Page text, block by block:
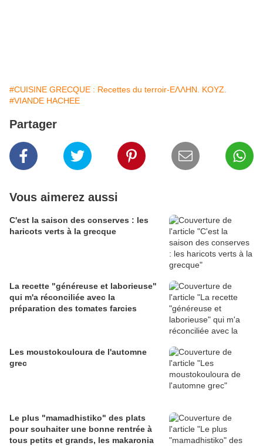
#CUISINE GRECQUE : Recettes du terroir-ΕΛΛΗΝ. ΚΟΥΖ.
#VIANDE HACHEE
Partager
Vous aimerez aussi
C'est la saison des conserves : les
haricots verts à la grecque
La recette "généreuse et laborieuse"
qui m'a réconciliée avec la
préparation des tomates farcies
Les moustokouloura de l'automne
grec
Le plus "mamadhistiko" des plats
pour souhaiter une bonne rentrée à
tous petits et grands, les makaronia